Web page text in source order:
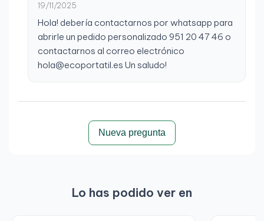
19/11/2025
Hola! debería contactarnos por whatsapp para
abrirle un pedido personalizado 951 20 47 46 o
contactarnos al correo electrónico
hola@ecoportatil.es Un saludo!
Nueva pregunta
Lo has podido ver en